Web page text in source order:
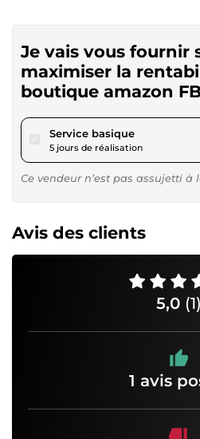
Je vais vous fournir
maximiser la
boutique amazon
Service basiquepour 17,34
5 jours de réalisation
Ce vendeur n’est pas assujetti à
Avis des clients
5,0 (1)
1 avis